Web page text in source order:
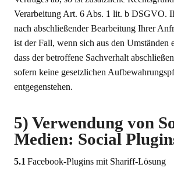
Verarbeitung Art. 6 Abs. 1 lit. b DSGVO.
nach abschließender Bearbeitung Ihrer
ist der Fall, wenn sich aus den Umständen
dass der betroffene Sachverhalt
sofern keine gesetzlichen
entgegenstehen.
5) Verwendung von
Medien: Social
5.1 Facebook-Plugins mit Shariff-Lösung